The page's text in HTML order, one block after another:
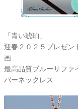
「青い琥珀」
迎春２０２５プレゼン
画
最高品質ブルーサファ
バーネックレス